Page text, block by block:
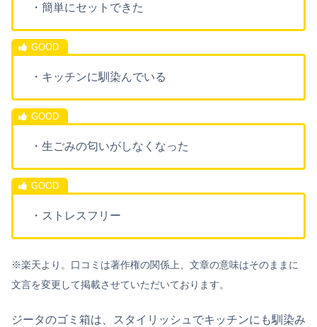
・簡単にセットできた
・キッチンに馴染んでいる
・生ごみの匂いがしなくなった
・ストレスフリー
※楽天より。口コミは著作権の関係上、文章の意味はそのままに
文言を変更して掲載させていただいております。
ジータのゴミ箱は、スタイリッシュでキッチンにも馴染み